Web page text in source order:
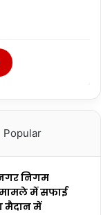
Popular
निगम
मामले में सफाई
मैदान में